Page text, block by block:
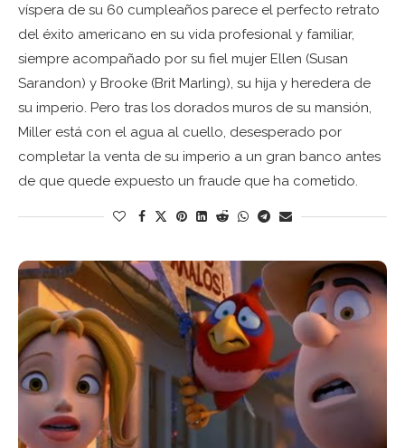
víspera de su 60 cumpleaños parece el perfecto retrato
del éxito americano en su vida profesional y familiar,
siempre acompañado por su fiel mujer Ellen (Susan
Sarandon) y Brooke (Brit Marling), su hija y heredera de
su imperio. Pero tras los dorados muros de su mansión,
Miller está con el agua al cuello, desesperado por
completar la venta de su imperio a un gran banco antes
de que quede expuesto un fraude que ha cometido.